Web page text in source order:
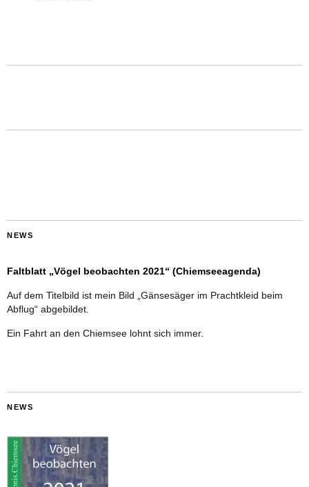
NEWS
Faltblatt „Vögel beobachten 2021“ (Chiemseeagenda)
Auf dem Titelbild ist mein Bild „Gänsesäger im Prachtkleid beim
Abflug“ abgebildet.
Ein Fahrt an den Chiemsee lohnt sich immer.
NEWS